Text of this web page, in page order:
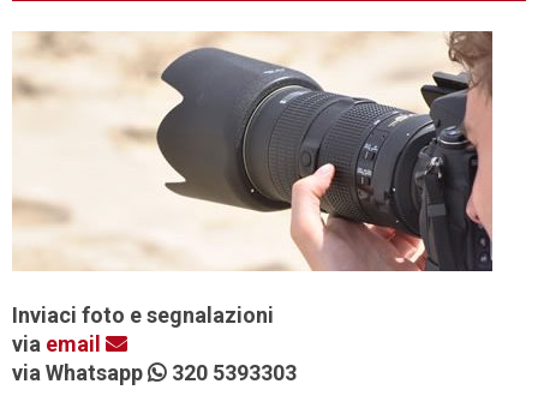
Inviaci foto e segnalazioni
via email
via Whatsapp
320 5393303